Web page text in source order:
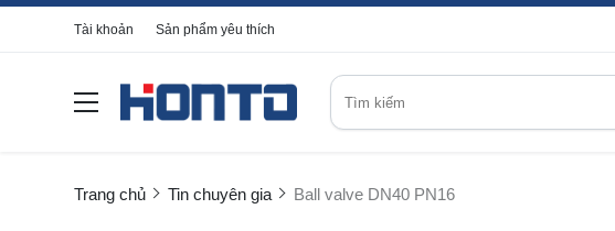
Tài khoản Sản phẩm yêu thích
Trang chủ Tin chuyên gia Ball valve DN40 PN16